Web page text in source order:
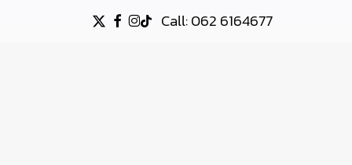
Call: 062 6164677
X-
TWITTER
FACEBOOK
INSTAGRAM
TIKTOK